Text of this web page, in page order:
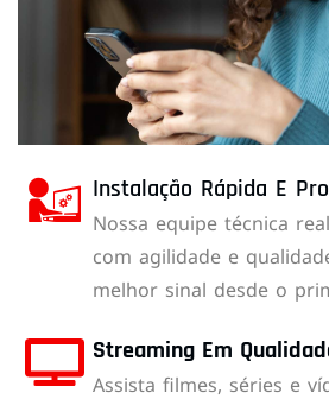
Instalação Rápida E
Nossa equipe técnica
com agilidade e
melhor sinal desde o
Streaming Em
Assista filmes, séries e